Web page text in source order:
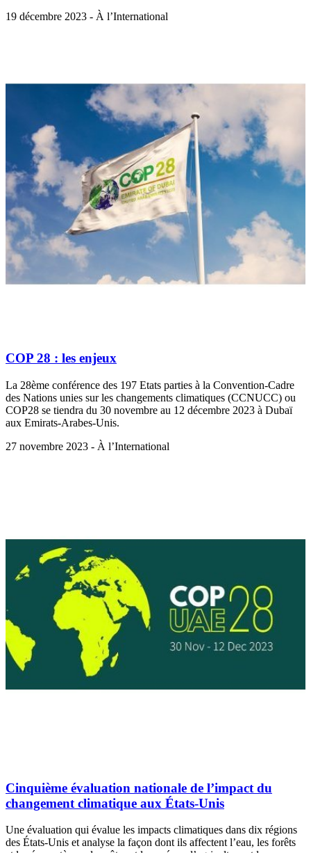
19 décembre 2023 - À l’International
COP 28 : les enjeux
La 28ème conférence des 197 Etats parties à la Convention-Cadre
des Nations unies sur les changements climatiques (CCNUCC) ou
COP28 se tiendra du 30 novembre au 12 décembre 2023 à Dubaï
aux Emirats-Arabes-Unis.
27 novembre 2023 - À l’International
Cinquième évaluation nationale de l’impact du
changement climatique aux États-Unis
Une évaluation qui évalue les impacts climatiques dans dix régions
des États-Unis et analyse la façon dont ils affectent l’eau, les forêts